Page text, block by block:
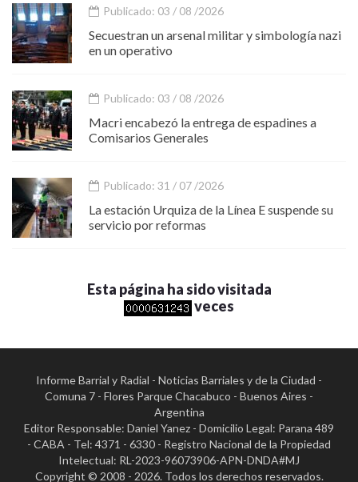
Publicado: 03 / 08 /2026
Secuestran un arsenal militar y simbología nazi
en un operativo
Publicado: 03 / 08 /2026
Macri encabezó la entrega de espadines a
Comisarios Generales
Publicado: 31 / 07 /2026
La estación Urquiza de la Línea E suspende su
servicio por reformas
Esta página ha sido visitada
veces
Informe Barrial y Radial - Noticias Barriales y de la Ciudad -
Comuna 7 - Flores Parque Chacabuco - Buenos Aires -
Argentina
Editor Responsable: Daniel Yanez - Domicilio Legal: Parana 489
- CABA - Tel: 4371 - 6330 - Registro Nacional de la Propiedad
Intelectual: RL-2023-96073906-APN-DNDA#MJ
Copyright © 2008 - 2026. Todos los derechos reservados.